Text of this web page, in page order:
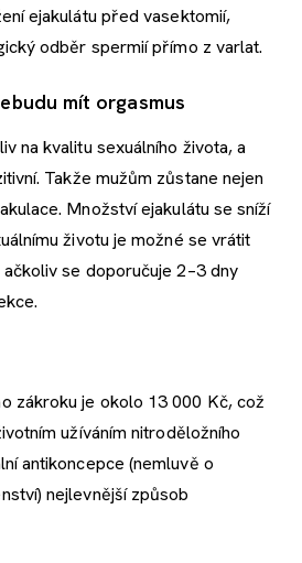
ejakulátu před vasektomií,
odběr spermií přímo z varlat.
mít orgasmus
na kvalitu sexuálního života, a
Takže mužům zůstane nejen
Množství ejakulátu se sníží
životu je možné se vrátit
se doporučuje 2–3 dny
zákroku je okolo 13 000 Kč, což
užíváním nitroděložního
antikoncepce (nemluvě o
nejlevnější způsob